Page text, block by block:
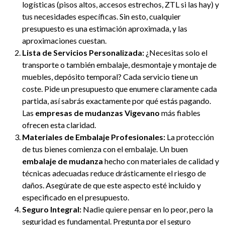
logísticas (pisos altos, accesos estrechos, ZTL si las hay) y
tus necesidades específicas. Sin esto, cualquier
presupuesto es una estimación aproximada, y las
aproximaciones cuestan.
Lista de Servicios Personalizada: ¿Necesitas solo el
transporte o también embalaje, desmontaje y montaje de
muebles, depósito temporal? Cada servicio tiene un
coste. Pide un presupuesto que enumere claramente cada
partida, así sabrás exactamente por qué estás pagando.
Las empresas de mudanzas Vigevano más fiables
ofrecen esta claridad.
Materiales de Embalaje Profesionales: La protección
de tus bienes comienza con el embalaje. Un buen
embalaje de mudanza hecho con materiales de calidad y
técnicas adecuadas reduce drásticamente el riesgo de
daños. Asegúrate de que este aspecto esté incluido y
especificado en el presupuesto.
Seguro Integral: Nadie quiere pensar en lo peor, pero la
seguridad es fundamental. Pregunta por el seguro